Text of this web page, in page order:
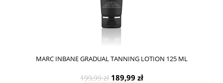
MARC INBANE GRADUAL TANNING LOTION 125 ML
199,99 zł 189,99 zł